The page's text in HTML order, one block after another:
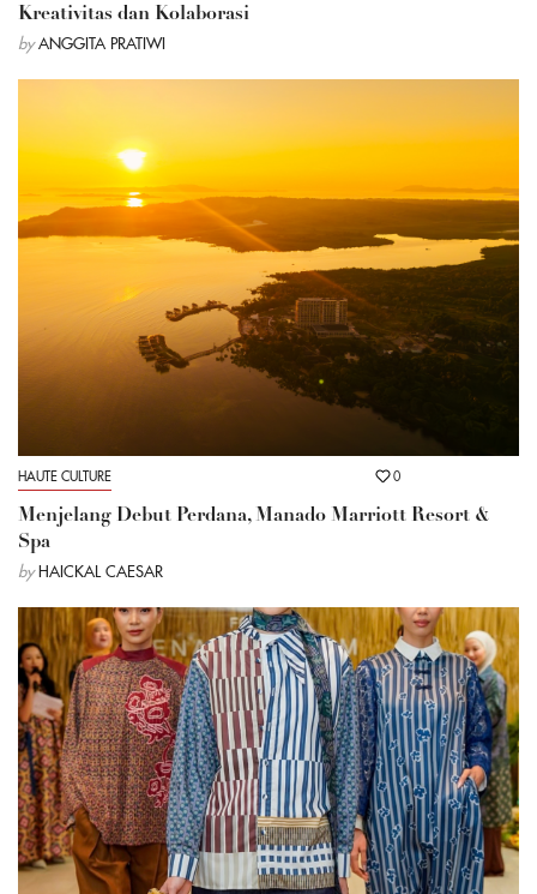
Kreativitas dan Kolaborasi
by ANGGITA PRATIWI
HAUTE CULTURE 0
Menjelang Debut Perdana, Manado Marriott Resort &
Spa
by HAICKAL CAESAR